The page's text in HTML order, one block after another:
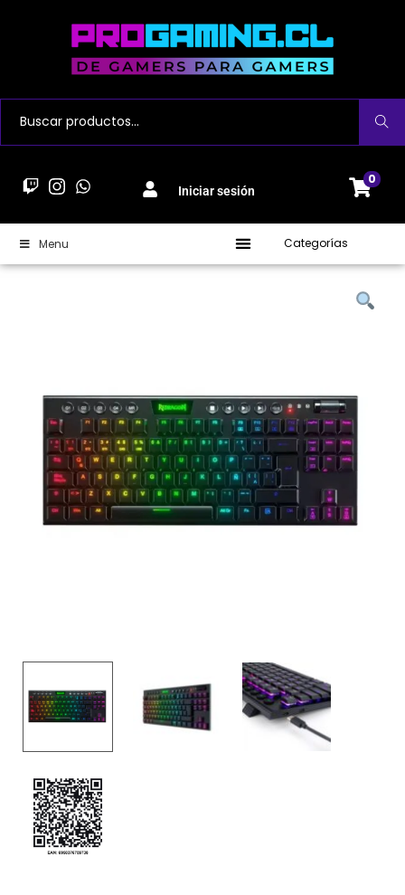
Buscar
Iniciar sesión
0
Menu Categorías